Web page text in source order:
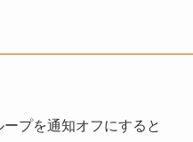
プを通知オフにすると